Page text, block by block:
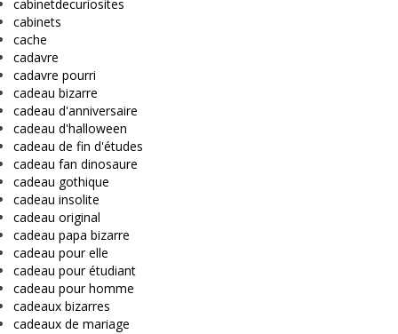
cabinetdecuriosites
cabinets
cache
cadavre
cadavre pourri
cadeau bizarre
cadeau d'anniversaire
cadeau d'halloween
cadeau de fin d'études
cadeau fan dinosaure
cadeau gothique
cadeau insolite
cadeau original
cadeau papa bizarre
cadeau pour elle
cadeau pour étudiant
cadeau pour homme
cadeaux bizarres
cadeaux de mariage